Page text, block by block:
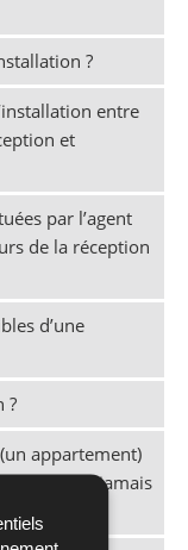
?
entre
et
par l’agent
de la réception
d’une
?
appartement)
n’a jamais
dois faire ?